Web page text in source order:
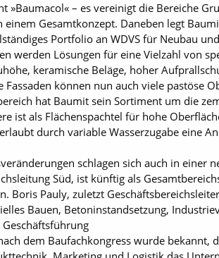
»Baumacol« – es vereinigt die Bereiche
einem Gesamtkonzept. Daneben legt
Portfolio an WDVS für Neubau
werden Lösungen für eine Vielzahl von
keramische Beläge, hoher
Fassaden können nun auch viele pastöse
hat Baumit sein Sortiment um die
ist als Flächenspachtel für hohe
durch variable Wasserzugabe eine
schlagen sich auch in einer
Süd, ist künftig als
Boris Pauly, zuletzt
Bauen, Betoninstandsetzung,
dem Baufachkongress wurde